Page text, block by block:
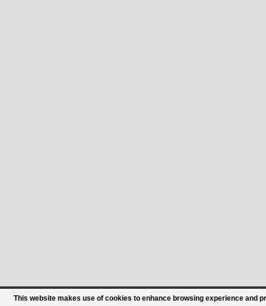
This website makes use of cookies to enhance browsing experience and